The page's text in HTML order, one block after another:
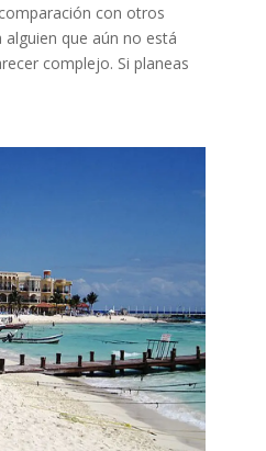
con otros
alguien que aún no está
complejo. Si planeas